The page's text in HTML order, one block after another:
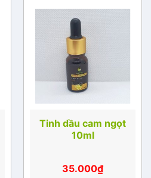
Tinh dầu cam ngọt
10ml
35.000₫